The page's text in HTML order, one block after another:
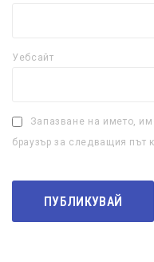
Уебсайт
Запазване на името,
браузър за следващия път